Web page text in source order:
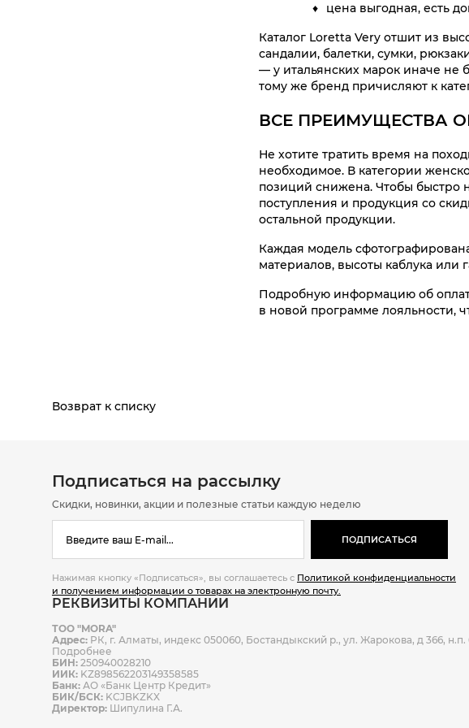
цена выгодная, есть
Каталог Loretta Very отшит из
сандалии, балетки, сумки,
— у итальянских марок иначе не
тому же бренд причисляют к
ВСЕ ПРЕИМУЩЕСТВА
Не хотите тратить время на
необходимое. В категории
позиций снижена. Чтобы быстро
поступления и продукция со
остальной продукции.
Каждая модель
материалов, высоты каблука или
Подробную информацию об
в новой программе лояльности,
Возврат к списку
Подписаться на рассылку
Скидки, новинки, акции и полезные статьи каждую неделю
ПОДПИСАТЬСЯ
Нажимая кнопку «Подписаться», вы соглашаетесь с Политикой конфиденциальности
и получением информации о товарах на электронную почту.
РЕКВИЗИТЫ КОМПАНИИ
ТОО "MORA"
Адрес: РК, г. Алматы, индекс 050060, Бостандыкский р., ул. Жарокова, д 366, н.п.
Подробнее
БИН: 250940028210
ИИК: KZ898562203149358585
Банк: АО «Банк Центр Кредит»
БИК/БСК: KCJBKZKX
Директор: Шипулина Г.А.